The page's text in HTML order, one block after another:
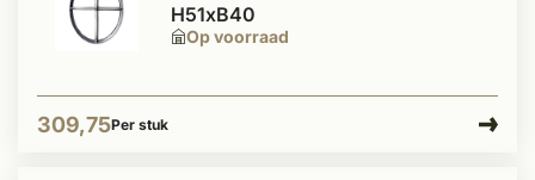
Op voorraad
H51xB40
309,75Per stuk